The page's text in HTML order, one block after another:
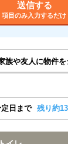
送信する
項目のみ入力するだけ
族や友人に物件を
日まで 残り約